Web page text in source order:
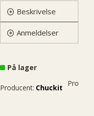
Beskrivelse
Anmeldelser
På lager
Producent: Chuckit